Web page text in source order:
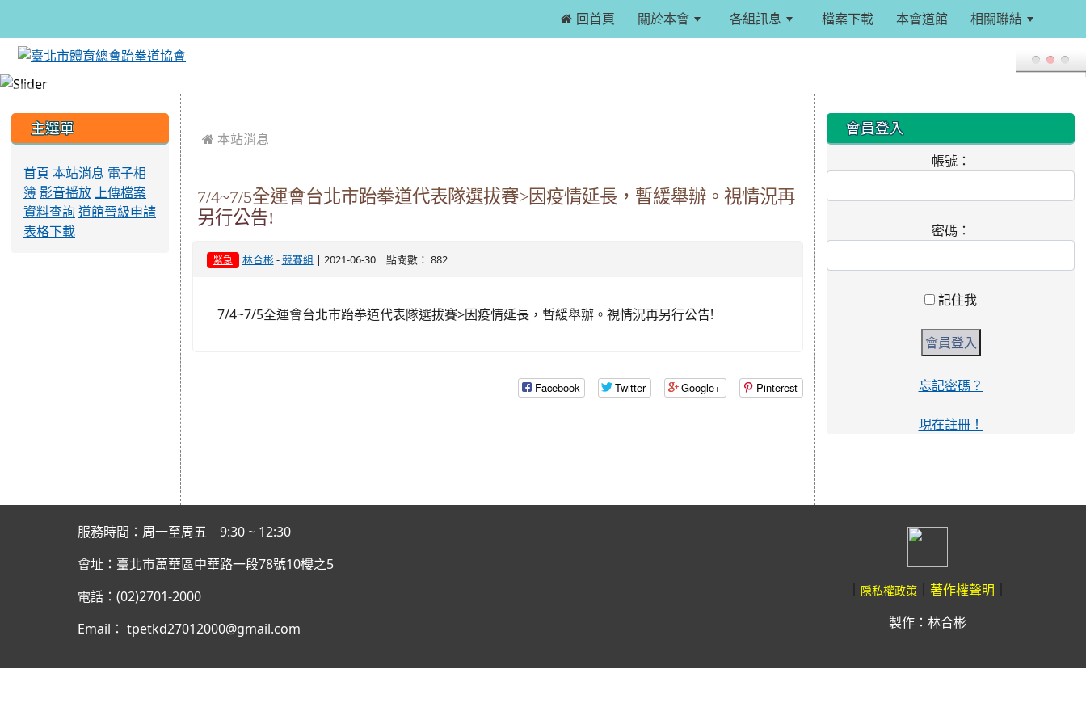
 回首頁 關於本會 各組訊息 檔案下載 本會道館 相關聯結
 本站消息
7/4~7/5全運會台北市跆拳道代表隊選拔賽>因疫情延長，暫緩舉辦。視情況再
另行公告!
緊急 林合彬 - 競賽組 | 2021-06-30 | 點閱數： 882
7/4~7/5全運會台北市跆拳道代表隊選拔賽>因疫情延長，暫緩舉辦。視情況再另行公告!
Facebook Twitter Google+ Pinterest
主選單
首頁 本站消息 電子相
簿 影音播放
上傳檔案
資料查詢 道館晉級申請
表格下載
會員登入
帳號：
密碼：
記住我
忘記密碼？
現在註冊！
服務時間：周一至周五 9:30 ~ 12:30
會址：臺北市萬華區中華路一段78號10樓之5
電話：(02)2701-2000
Email： tpetkd27012000@gmail.com
隠私權政策 著作權聲明
製作：林合彬